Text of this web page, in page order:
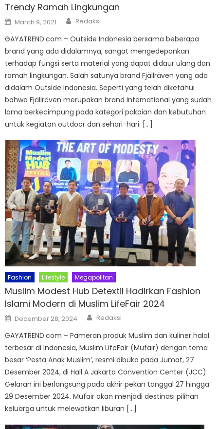
Trendy Ramah Lingkungan
Posted
on
March 9, 2021 Author
Redaksi
GAYATREND.com – Outside Indonesia bersama beberapa
brand yang ada didalamnya, sangat mengedepankan
terhadap fungsi serta material yang dapat didaur ulang dan
ramah lingkungan. Salah satunya brand Fjällräven yang ada
didalam Outside Indonesia. Seperti yang telah diketahui
bahwa Fjällräven merupakan brand International yang sudah
lama berkecimpung pada kategori pakaian dan kebutuhan
untuk kegiatan outdoor dan sehari-hari. […]
Fashion Lifestyle Megapolitan
Muslim Modest Hub Detextil Hadirkan Fashion
Islami Modern di Muslim LifeFair 2024
Posted
on
December 28, 2024 Author
Redaksi
GAYATREND.com – Pameran produk Muslim dan kuliner halal
terbesar di Indonesia, Muslim LifeFair (Mufair) dengan tema
besar ‘Pesta Anak Muslim’, resmi dibuka pada Jumat, 27
Desember 2024, di Hall A Jakarta Convention Center (JCC).
Gelaran ini berlangsung pada akhir pekan tanggal 27 hingga
29 Desember 2024. Mufair akan menjadi destinasi pilihan
keluarga untuk melewatkan liburan […]